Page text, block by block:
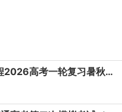
【视频】高三历史刘莹莹网课教程2026高考一轮复习暑秋班课程教学